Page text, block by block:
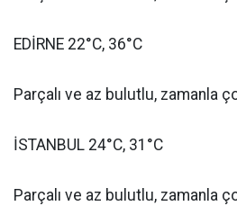
EDİRNE 22°C, 36°C
Parçalı ve az bulutlu, zamanla
İSTANBUL 24°C, 31°C
Parçalı ve az bulutlu, zamanla